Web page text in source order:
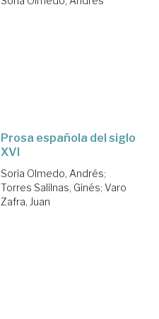
Prosa española del siglo
XVI
Soria Olmedo, Andrés;
Torres Salilnas, Ginés; Varo
Zafra, Juan